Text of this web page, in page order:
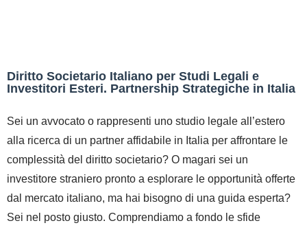
Diritto Societario Italiano per Studi Legali e
Investitori Esteri. Partnership Strategiche in Italia
Sei un avvocato o rappresenti uno studio legale all’estero
alla ricerca di un partner affidabile in Italia per affrontare le
complessità del diritto societario? O magari sei un
investitore straniero pronto a esplorare le opportunità offerte
dal mercato italiano, ma hai bisogno di una guida esperta?
Sei nel posto giusto. Comprendiamo a fondo le sfide